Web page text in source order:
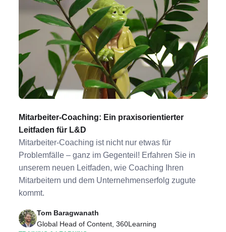
Mitarbeiter-Coaching: Ein praxisorientierter
Leitfaden für L&D
Mitarbeiter-Coaching ist nicht nur etwas für
Problemfälle – ganz im Gegenteil! Erfahren Sie in
unserem neuen Leitfaden, wie Coaching Ihren
Mitarbeitern und dem Unternehmenserfolg zugute
kommt.
Tom Baragwanath
Global Head of Content, 360Learning